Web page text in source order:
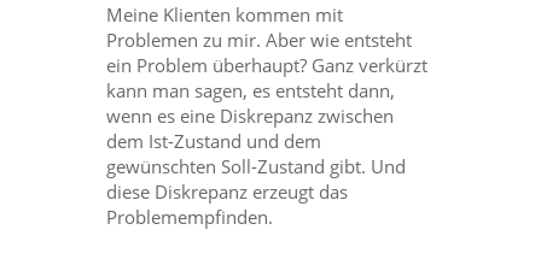
Meine Klienten kommen mit
Problemen zu mir. Aber wie entsteht
ein Problem überhaupt? Ganz verkürzt
kann man sagen, es entsteht dann,
wenn es eine Diskrepanz zwischen
dem Ist-Zustand und dem
gewünschten Soll-Zustand gibt. Und
diese Diskrepanz erzeugt das
Problemempfinden.